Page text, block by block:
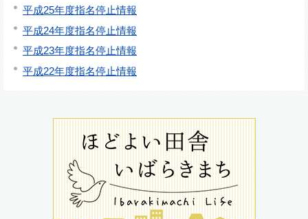
平成25年度指名停止情報
平成24年度指名停止情報
平成23年度指名停止情報
平成22年度指名停止情報